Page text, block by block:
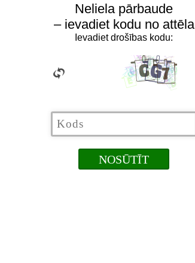
Neliela pārbaude
– ievadiet kodu no attēla
Ievadiet drošības kodu: